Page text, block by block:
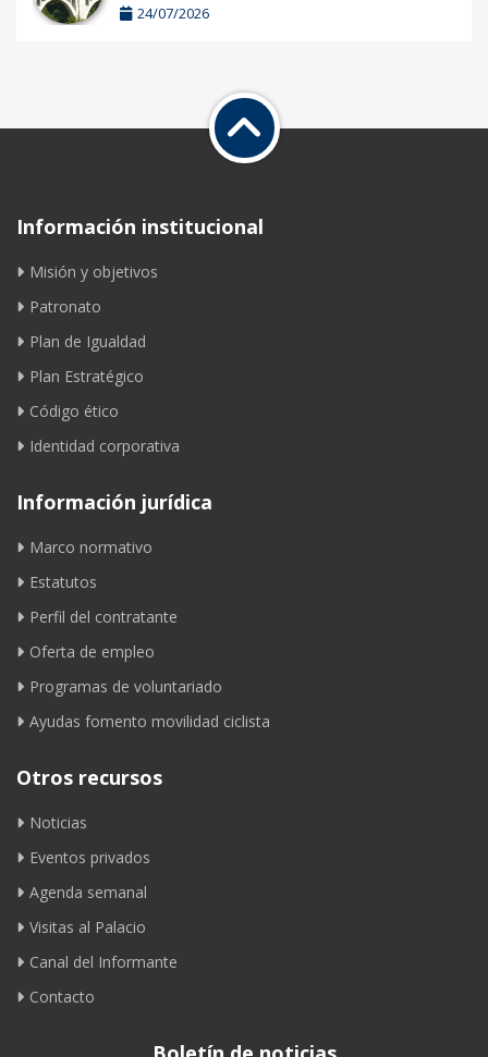
24/07/2026
Información institucional
Misión y objetivos
Patronato
Plan de Igualdad
Plan Estratégico
Código ético
Identidad corporativa
Información jurídica
Marco normativo
Estatutos
Perfil del contratante
Oferta de empleo
Programas de voluntariado
Ayudas fomento movilidad ciclista
Otros recursos
Noticias
Eventos privados
Agenda semanal
Visitas al Palacio
Canal del Informante
Contacto